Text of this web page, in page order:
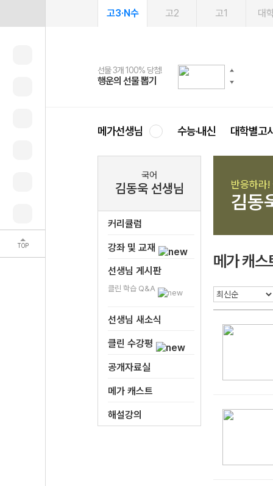
TOP
고3·N수 고2 고1 대
선물 3개 100% 당첨!
행운의 선물 뽑기
선물 100% 증정!
메가스터디 X 올리브
여름방학 스터디 캐시백
메가런 썸머스쿨
2027 러셀 단과
강사 공개선발
스마트러닝앱
설문 EVENT
메가패스
3일 무료 체험권
메가패스 수강생 무료혜택!
메가클럽 멤버십
사회공헌 캠페인
희망이룸 메가나눔
메가선생님 수능·내신 대학별고
국어
김동욱 선생님
커리큘럼
강좌 및 교재
선생님 게시판
클린 학습 Q&A
선생님 새소식
클린 수강평
공개자료실
메가 캐스트
해설강의
반응하라
김동
메가 캐스